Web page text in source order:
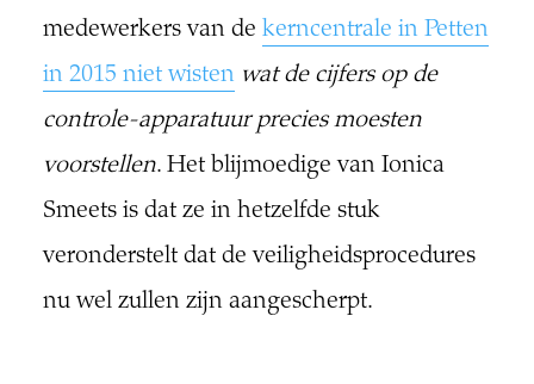
medewerkers van de kerncentrale in Petten
in 2015 niet wisten wat de cijfers op de
controle-apparatuur precies moesten
voorstellen. Het blijmoedige van Ionica
Smeets is dat ze in hetzelfde stuk
veronderstelt dat de veiligheidsprocedures
nu wel zullen zijn aangescherpt.